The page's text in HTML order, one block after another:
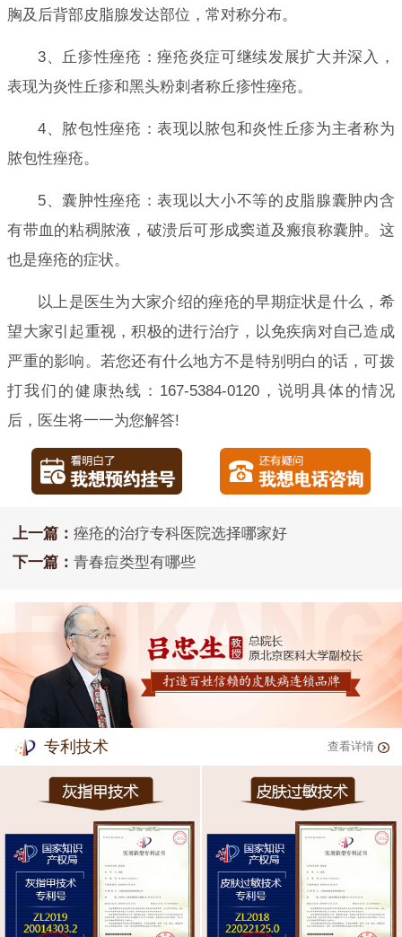
胸及后背部皮脂腺发达部位，常对称分布。
3、丘疹性痤疮：痤疮炎症可继续发展扩大并深入，
表现为炎性丘疹和黑头粉刺者称丘疹性痤疮。
4、脓包性痤疮：表现以脓包和炎性丘疹为主者称为
脓包性痤疮。
5、囊肿性痤疮：表现以大小不等的皮脂腺囊肿内含
有带血的粘稠脓液，破溃后可形成窦道及瘢痕称囊肿。这
也是痤疮的症状。
以上是医生为大家介绍的痤疮的早期症状是什么，希
望大家引起重视，积极的进行治疗，以免疾病对自己造成
严重的影响。若您还有什么地方不是特别明白的话，可拨
打我们的健康热线：167-5384-0120，说明具体的情况
后，医生将一一为您解答!
上一篇： 痤疮的治疗专科医院选择哪家好
下一篇： 青春痘类型有哪些
专利技术 查看详情